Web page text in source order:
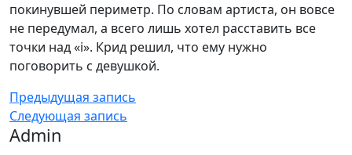
покинувшей периметр. По словам артиста, он вовсе
не передумал, а всего лишь хотел расставить все
точки над «i». Крид решил, что ему нужно
поговорить с девушкой.
Предыдущая запись
Следующая запись
Admin